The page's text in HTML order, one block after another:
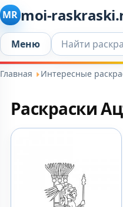
MR moi-
Меню Искать...
Главная Интересные
Раскраски